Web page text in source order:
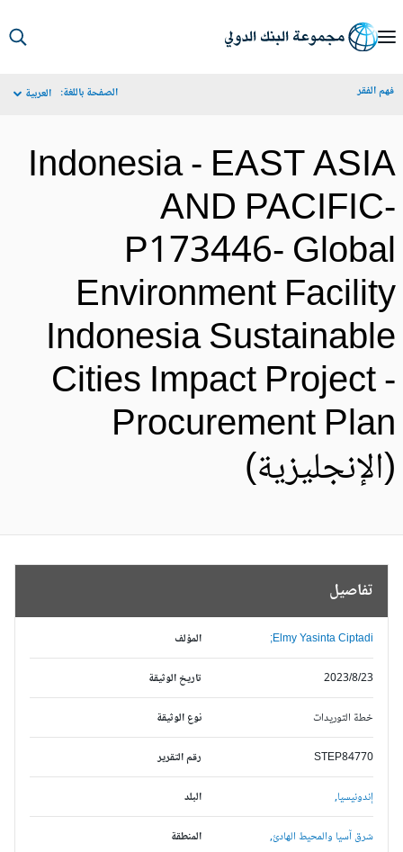
الفقر الصفحة باللغة: العربية
Indonesia - EAST
AND
P173446-
Environment
Indonesia
Cities Impact Project
Procurement
تفاصيل
المؤلف Elmy Yasinta Ciptadi;
تاريخ الوثيقة 2023/8/23
نوع الوثيقة خطة التوريدات
رقم التقرير STEP84770
البلد إندونيسيا,
المنطقة شرق آسيا والمحيط الهادئ,